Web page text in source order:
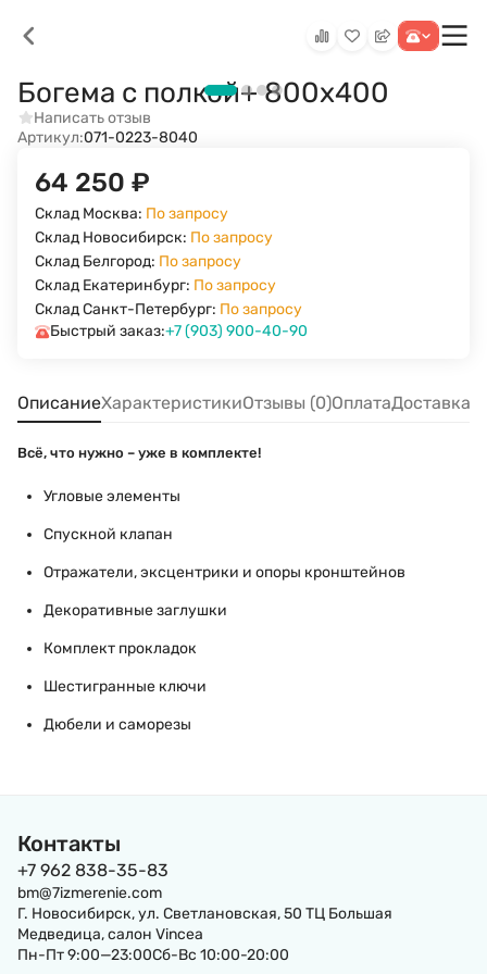
Богема с полкой+ 800х400
Написать отзыв
Артикул:071-0223-8040
64 250 ₽
Склад Москва: По запросу
Склад Новосибирск: По запросу
Склад Белгород: По запросу
Склад Екатеринбург: По запросу
Склад Санкт-Петербург: По запросу
Быстрый заказ:+7 (903) 900-40-90
ОписаниеХарактеристикиОтзывы (0)ОплатаДоставка
Всё, что нужно – уже в комплекте!
Угловые элементы
Спускной клапан
Отражатели, эксцентрики и опоры кронштейнов
Декоративные заглушки
Комплект прокладок
Шестигранные ключи
Дюбели и саморезы
Контакты
+7 962 838-35-83
bm@7izmerenie.com
Г. Новосибирск, ул. Светлановская, 50 ТЦ Большая
Медведица, салон Vincea
Пн-Пт 9:00—23:00Сб-Вс 10:00-20:00